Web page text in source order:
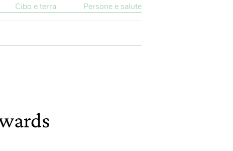
Cibo e terra Persone e salute